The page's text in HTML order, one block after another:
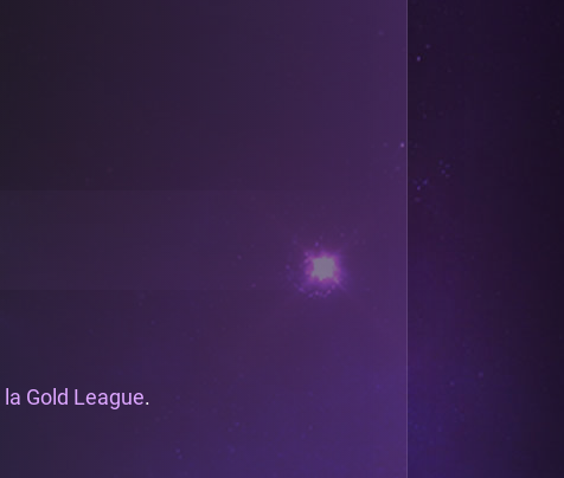
la Gold League.